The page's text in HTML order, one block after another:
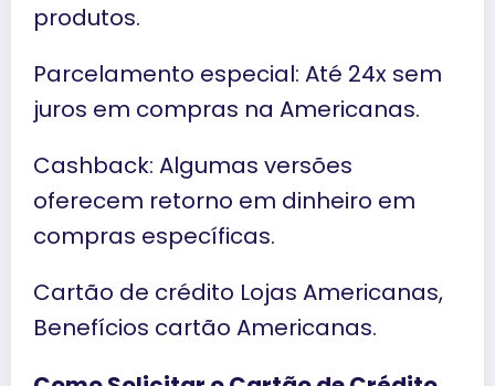
produtos.
Parcelamento especial: Até 24x sem
juros em compras na Americanas.
Cashback: Algumas versões
oferecem retorno em dinheiro em
compras específicas.
Cartão de crédito Lojas Americanas,
Benefícios cartão Americanas.